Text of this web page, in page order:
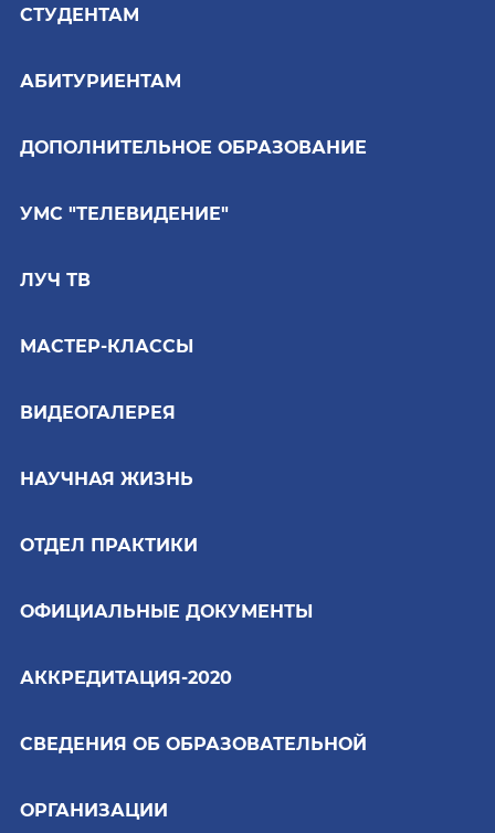
СТУДЕНТАМ
АБИТУРИЕНТАМ
ДОПОЛНИТЕЛЬНОЕ ОБРАЗОВАНИЕ
УМС "ТЕЛЕВИДЕНИЕ"
ЛУЧ ТВ
МАСТЕР-КЛАССЫ
ВИДЕОГАЛЕРЕЯ
НАУЧНАЯ ЖИЗНЬ
ОТДЕЛ ПРАКТИКИ
ОФИЦИАЛЬНЫЕ ДОКУМЕНТЫ
АККРЕДИТАЦИЯ-2020
СВЕДЕНИЯ ОБ ОБРАЗОВАТЕЛЬНОЙ
ОРГАНИЗАЦИИ